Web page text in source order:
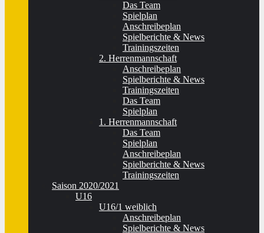
Das Team
Spielplan
Anschreibeplan
Spielberichte & News
Trainingszeiten
2. Herrenmannschaft
Anschreibeplan
Spielberichte & News
Trainingszeiten
Das Team
Spielplan
1. Herrenmannschaft
Das Team
Spielplan
Anschreibeplan
Spielberichte & News
Trainingszeiten
Saison 2020/2021
U16
U16/1 weiblich
Anschreibeplan
Spielberichte & News